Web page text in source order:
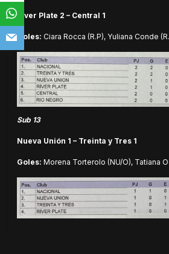
River Plate 2 – Central 1
Goles: Ciara Rocca (R.P), Yuliana Conde
Sub 13
Nueva Unión 1 – Treinta y Tres 1
Goles: Morena Torterolo (NU/O), Tatiana